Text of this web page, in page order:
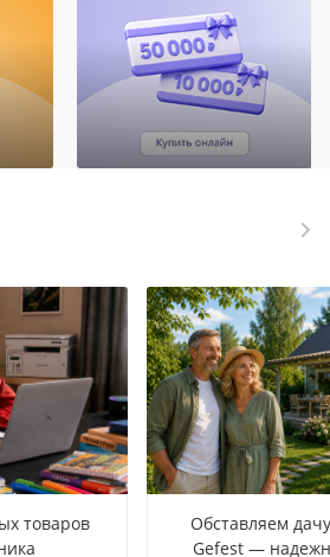
товаров
Обставляем
Gefest —